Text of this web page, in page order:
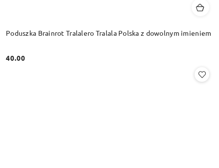
Poduszka Brainrot Tralalero Tralala Polska z dowolnym imieniem
Cena:
40.00